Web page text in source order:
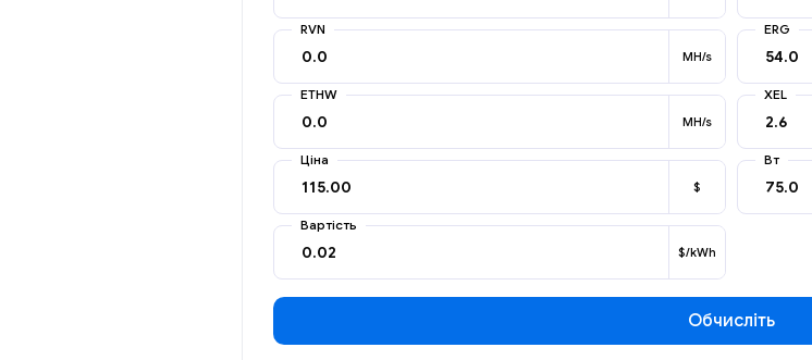
RVN
MH/s
ERG
ETHW
MH/s
XEL
Ціна
$
Вт
Вартість
$/kWh
Обчисліть